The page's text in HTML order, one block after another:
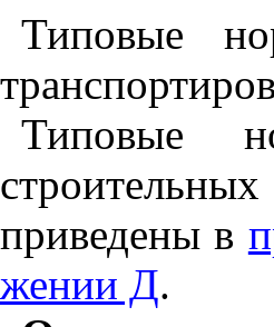
Типовые
Типовые
приведены в
жении Д.